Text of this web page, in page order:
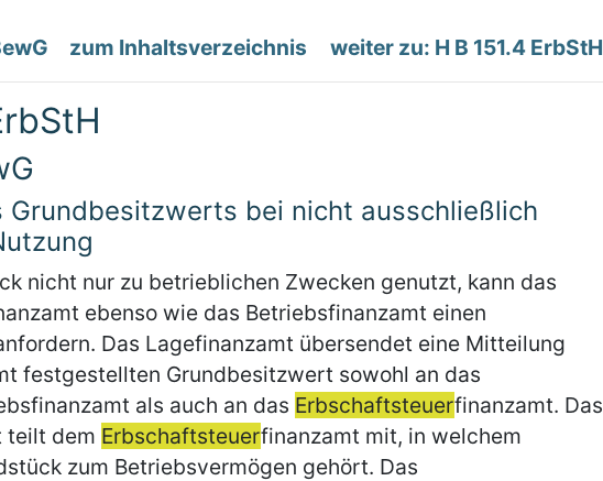
zum Inhaltsverzeichnis weiter zu: H B 151.4 ErbStH
Grundbesitzwerts bei nicht ausschließlich
nicht nur zu betrieblichen Zwecken genutzt, kann das
ebenso wie das Betriebsfinanzamt einen
Das Lagefinanzamt übersendet eine Mitteilung
festgestellten Grundbesitzwert sowohl an das
als auch an das Erbschaftsteuerfinanzamt. Das
teilt dem Erbschaftsteuerfinanzamt mit, in welchem
zum Betriebsvermögen gehört. Das